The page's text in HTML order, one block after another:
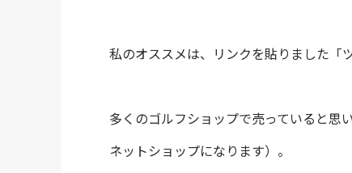
私のオススメは、リンクを貼りました「
多くのゴルフショップで売っていると思
ネットショップになります）。